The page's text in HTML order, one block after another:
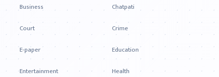
Business
Chatpati
Court
Crime
E-paper
Education
Entertainment
Health